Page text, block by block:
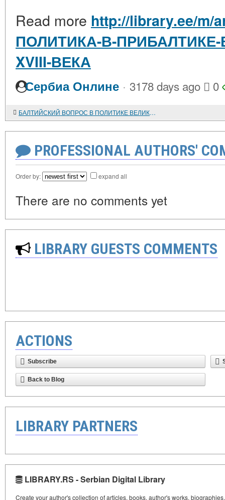
Read more http://library.ee/
ПОЛИТИКА-В-
XVIII-ВЕКА
Сербиа Онлине · 3178 days ago 0
БАЛТИЙСКИЙ ВОПРОС В ПОЛИТИКЕ ВЕЛИКИХ ДЕРЖАВ
PROFESSIONAL AUTHORS'
Order by: expand all
There are no comments yet
LIBRARY GUESTS COMMENTS
ACTIONS
Subscribe
Back to Blog
LIBRARY PARTNERS
LIBRARY.RS - Serbian Digital Library
Create your author's collection of articles, books, author's works,